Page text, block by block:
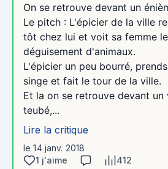
On se retrouve devant un
Le pitch : L'épicier de la ville
tôt chez lui et voit sa femme
déguisement d'animaux.
L'épicier un peu bourré,
singe et fait le tour de la ville.
Et la on se retrouve devant un
teubé,...
Lire la critique
le 14 janv. 2018
1 j'aime
412